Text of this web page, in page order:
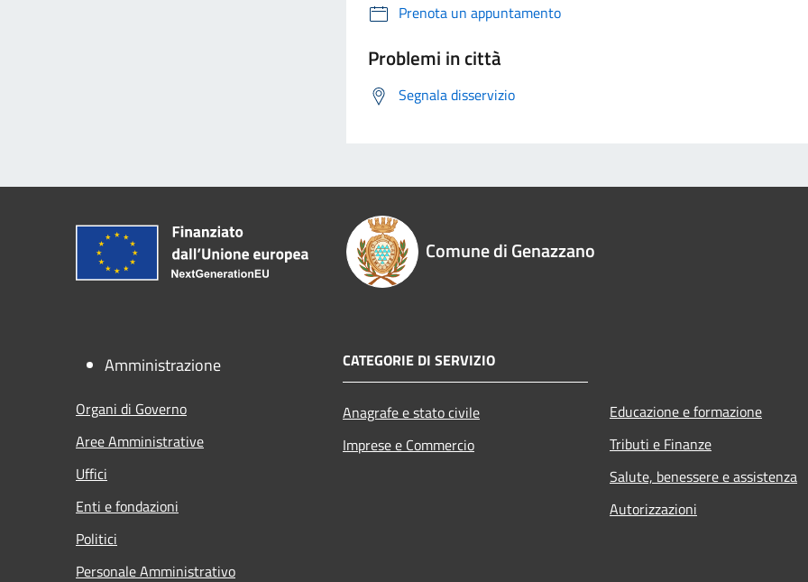
Prenota un appuntamento
Problemi in città
Segnala disservizio
Comune di Genazzano
Amministrazione
Organi di Governo
Aree Amministrative
Uffici
Enti e fondazioni
Politici
Personale Amministrativo
CATEGORIE DI SERVIZIO
Anagrafe e stato civile
Imprese e Commercio
Educazione e formazione
Tributi e Finanze
Salute, benessere e assistenza
Autorizzazioni